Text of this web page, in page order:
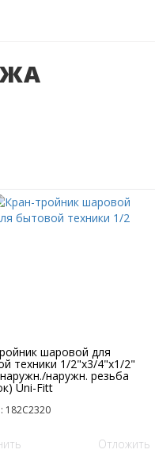
шаровой для
техники 1/2"х3/4"х1/2"
наружн. резьба
Uni-Fitt
182C2320
Отложить